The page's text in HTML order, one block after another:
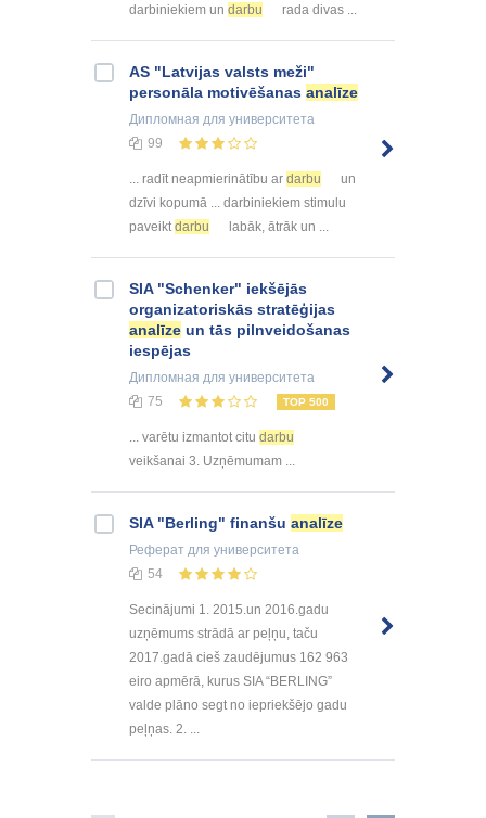
darbiniekiem un darbu rada divas ...
AS "Latvijas valsts meži"
personāla motivēšanas analīze
Дипломная для университета
99
... radīt neapmierinātību ar darbu
un
dzīvi kopumā ... darbiniekiem stimulu
paveikt darbu labāk, ātrāk un ...
SIA "Schenker" iekšējās
organizatoriskās stratēģijas
analīze un tās pilnveidošanas
iespējas
Дипломная для университета
75
TOP 500
... varētu izmantot citu darbu
veikšanai 3. Uzņēmumam ...
SIA "Berling" finanšu analīze
Реферат для университета
54
Secinājumi 1. 2015.un 2016.gadu
uzņēmums strādā ar peļņu, taču
2017.gadā cieš zaudējumus 162 963
eiro apmērā, kurus SIA “BERLING”
valde plāno segt no iepriekšējo gadu
peļņas. 2. ...